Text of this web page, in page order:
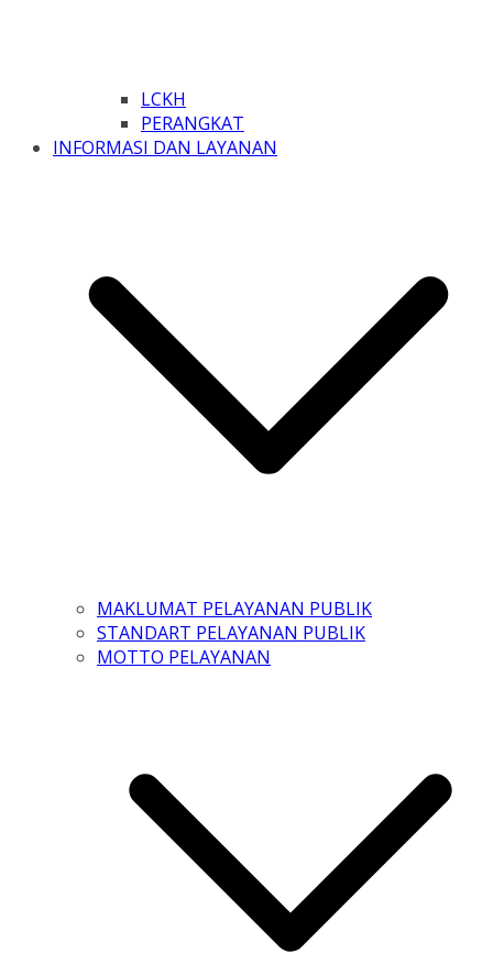
LCKH
PERANGKAT
INFORMASI DAN LAYANAN
MAKLUMAT PELAYANAN PUBLIK
STANDART PELAYANAN PUBLIK
MOTTO PELAYANAN